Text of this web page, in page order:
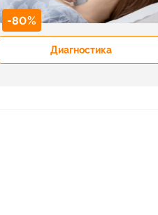
-80%
Диагностика